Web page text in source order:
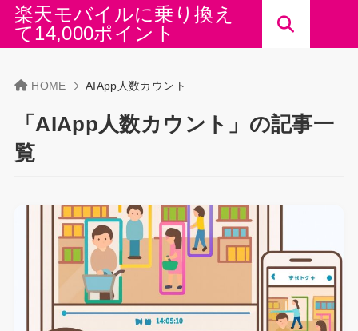
楽天モバイルに乗り換え
て14,000ポイント
HOME AIApp人数カウント
「AIApp人数カウント」の記事一
覧